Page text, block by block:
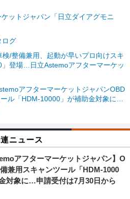
ットジャパン「日立ダイアグモニ
ログ
検/整備兼用、起動が早いプロ向けスキ
登場…日立Astemoアフターマーケッ
アフターマーケットジャパンOBD
ル「HDM-10000」が補助金対象に…
ニュース
アフターマーケットジャパン】O
兼用スキャンツール「HDM-1000
対象に…申請受付は7月30日から